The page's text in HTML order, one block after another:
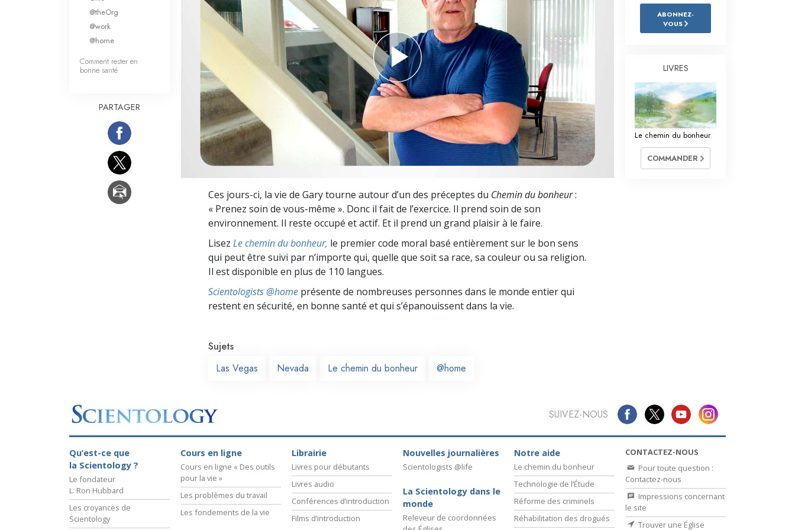
Qu’est-ce que la grandeur ? L’échelle des tons émotionnels
Réponses aux drogues
L’éthique et les conditions
La raison de l’oppression
Les investigations
Les fondements de l’organisation
Ces jours-ci, la vie de Gary tourne autour d’un des préceptes du Chemin du bonheur:
« Prenez soin de vous-même ». Donc il fait de l’exercice. Il prend soin de son
environnement. Il reste occupé et actif. Et il prend un grand plaisir à le faire.
Lisez Le chemin du bonheur, le premier code moral basé entièrement sur le bon sens
qui peut être suivi par n’importe qui, quelle que soit sa race, sa couleur ou sa religion.
Il est disponible en plus de 110 langues.
Scientologists @home présente de nombreuses personnes dans le monde entier qui
restent en sécurité, en bonne santé et qui s’épanouissent dans la vie.
Sujets
Las Vegas
Nevada Le chemin du bonheur @home
@theOrg
@work
@home
Comment rester en
bonne santé
PARTAGER
ABONNEZ-
VOUS
LIVRES
Le chemin du bonheur
COMMANDER
SUIVEZ-NOUS
Qu’est-ce que
la Scientology ?
Le fondateur
L. Ron Hubbard
Les croyances de
Scientology
Cours en ligne
Cours en ligne « Des outils
pour la vie »
Les problèmes du travail
Les fondements de la vie
Librairie
Livres pour débutants
Livres audio
Conférences d’introduction
Films d’introduction
Nouvelles journalières
Scientologists @life
La Scientology dans le
monde
Releveur de coordonnées
Notre aide
Le chemin du bonheur
Technologie de l’Étude
Réforme des criminels
Réhabilitation des drogués
CONTACTEZ-NOUS
Pour toute question :
Contactez-nous
Impressions concernant
le site
Trouver une Église